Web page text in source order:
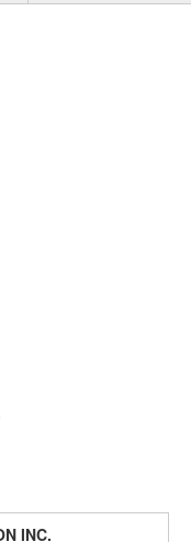
。
INC.